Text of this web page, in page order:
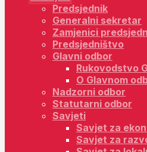
Predsjednik
Generalni sekretar
Zamjenici
Predsjedništvo
Glavni odbor
Rukovodstvo
O Glavnom
Nadzorni odbor
Statutarni odbor
Savjeti
Savjet za
Savjet za